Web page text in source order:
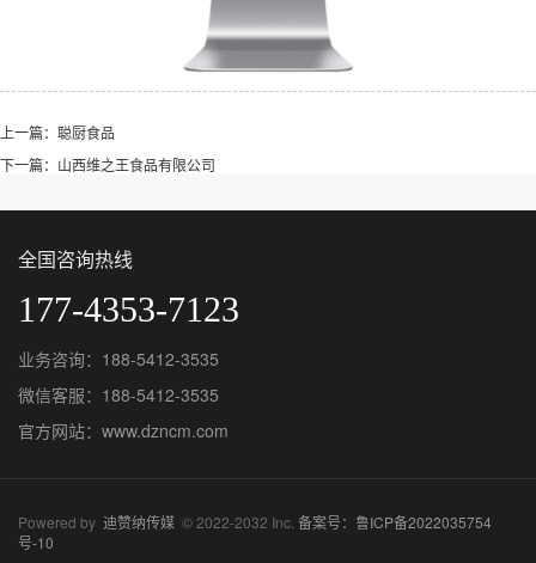
上一篇：聪厨食品
下一篇：山西维之王食品有限公司
全国咨询热线
177-4353-7123
业务咨询：188-5412-3535
微信客服：188-5412-3535
官方网站：www.dzncm.com
Powered by 迪赞纳传媒 © 2022-2032 Inc. 备案号：鲁ICP备2022035754
号-10